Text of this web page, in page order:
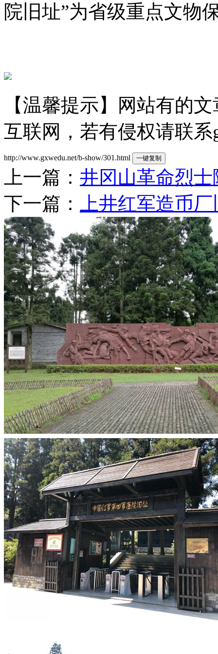
院旧址”为省级重点文物
【温馨提示】网站有的
互联网，若有侵权请联系
http://www.gxwedu.net/b-show/301.html 一键复制
上一篇： 井冈山革命烈士
下一篇：
上井红军造币